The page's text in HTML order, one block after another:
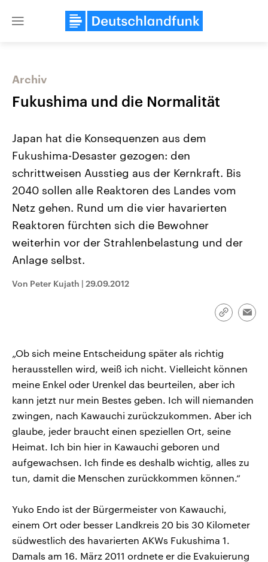
Close
Landtagswahl Sachsen-Anhalt
2026
Alle Informationen
Sachsen-Anhalt wählt am 6.
September 2026 einen neuen
Landtag. Seit 2021 wird das
Bundesland von einer Koalition aus
Umfragen, Prognosen,
USA
Aktuelle Beiträge,
Hintergründe
Wirtschaftlich und
gehören die Vereinigten
Archiv
Fukushima und die Normalität
Japan hat die Konsequenzen aus dem
Fukushima-Desaster gezogen: den
schrittweisen Ausstieg aus der Kernkraft. Bis
2040 sollen alle Reaktoren des Landes vom
Netz gehen. Rund um die vier havarierten
Reaktoren fürchten sich die Bewohner
weiterhin vor der Strahlenbelastung und der
Anlage selbst.
Von Peter Kujath | 29.09.2012
Link
„Ob sich meine Entscheidung später als richtig
herausstellen wird, weiß ich nicht. Vielleicht können
meine Enkel oder Urenkel das beurteilen, aber ich
kann jetzt nur mein Bestes geben. Ich will niemanden
zwingen, nach Kawauchi zurückzukommen. Aber ich
glaube, jeder braucht einen speziellen Ort, seine
Heimat. Ich bin hier in Kawauchi geboren und
aufgewachsen. Ich finde es deshalb wichtig, alles zu
tun, damit die Menschen zurückkommen können.“
Yuko Endo ist der Bürgermeister von Kawauchi,
einem Ort oder besser Landkreis 20 bis 30 Kilometer
südwestlich des havarierten AKWs Fukushima 1.
Damals am 16. März 2011 ordnete er die Evakuierung